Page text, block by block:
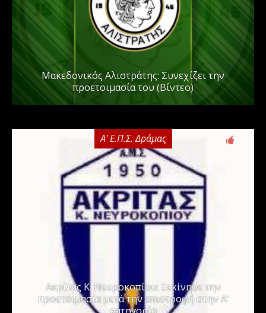
Μακεδονικός Αλιστράτης: Συνεχίζει την
προετοιμασία του (Βίντεο)
Α' Ε.Π.Σ. Δράμας
Ακρίτας Κ. Νευροκοπίου: Ξεκίνησε την
προετοιμασία μετά την επιστροφή στην Α’